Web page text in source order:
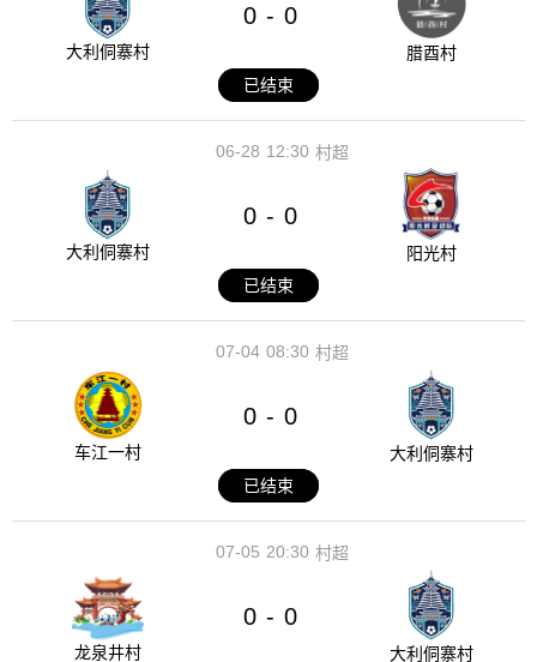
大利侗寨村
0 - 0
腊酉村
已结束
12:30
06-28 村超
大利侗寨村
0 - 0
阳光村
已结束
08:30
07-04 村超
车江一村
0 - 0
大利侗寨村
已结束
20:30
07-05 村超
龙泉井村
0 - 0
大利侗寨村